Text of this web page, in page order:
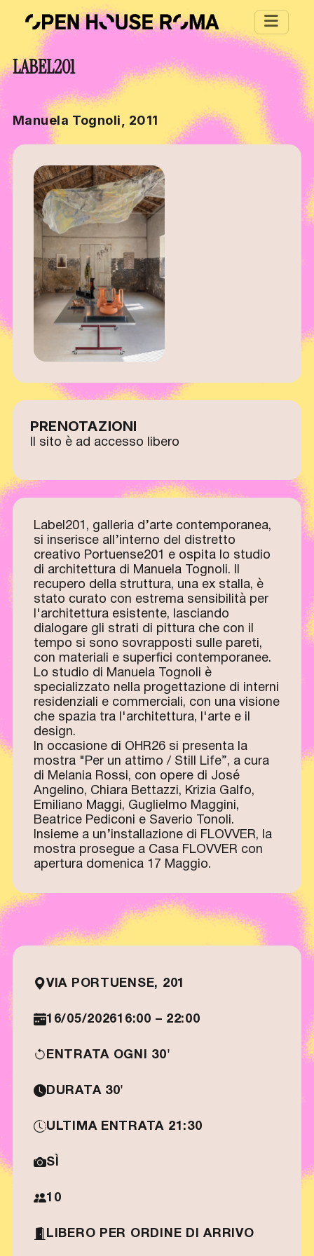
Salta al contenuto principale
LABEL201
Manuela Tognoli, 2011
PRENOTAZIONI
Il sito è ad accesso libero
Label201, galleria d’arte contemporanea,
si inserisce all’interno del distretto
creativo Portuense201 e ospita lo studio
di architettura di Manuela Tognoli. Il
recupero della struttura, una ex stalla, è
stato curato con estrema sensibilità per
l'architettura esistente, lasciando
dialogare gli strati di pittura che con il
tempo si sono sovrapposti sulle pareti,
con materiali e superfici contemporanee.
Lo studio di Manuela Tognoli è
specializzato nella progettazione di interni
residenziali e commerciali, con una visione
che spazia tra l'architettura, l'arte e il
design.
In occasione di OHR26 si presenta la
mostra "Per un attimo / Still Life”, a cura
di Melania Rossi, con opere di José
Angelino, Chiara Bettazzi, Krizia Galfo,
Emiliano Maggi, Guglielmo Maggini,
Beatrice Pediconi e Saverio Tonoli.
Insieme a un’installazione di FLOVVER, la
mostra prosegue a Casa FLOVVER con
apertura domenica 17 Maggio.
VIA PORTUENSE, 201
16/05/202616:00 – 22:00
ENTRATA OGNI 30'
DURATA 30'
ULTIMA ENTRATA 21:30
SÌ
10
LIBERO PER ORDINE DI ARRIVO